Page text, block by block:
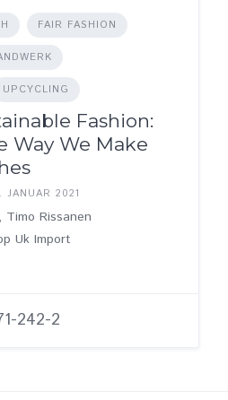
FAIR FASHION
UPCYCLING
Fashion:
Way We Make
JANUAR 2021
Timo Rissanen
Uk Import
242-2